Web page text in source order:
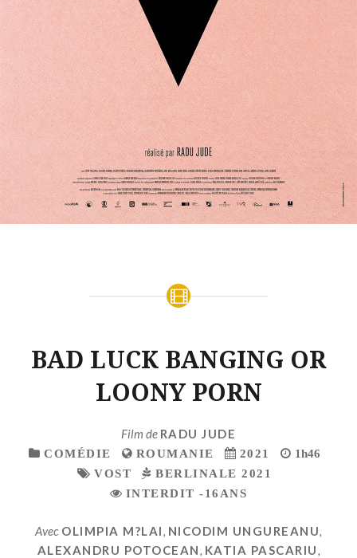
BAD LUCK BANGING OR
LOONY PORN
Film de RADU JUDE
COMÉDIE ROUMANIE 2021
1h46
VOST
BERLINALE 2021
INTERDIT -16ANS
Avec OLIMPIA M?LAI, NICODIM UNGUREANU,
ALEXANDRU POTOCEAN, KATIA PASCARIU,